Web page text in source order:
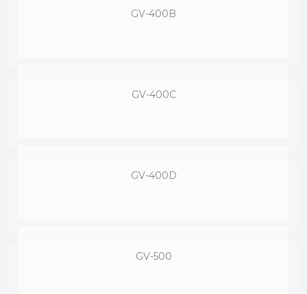
GV-400B
GV-400C
GV-400D
GV-500